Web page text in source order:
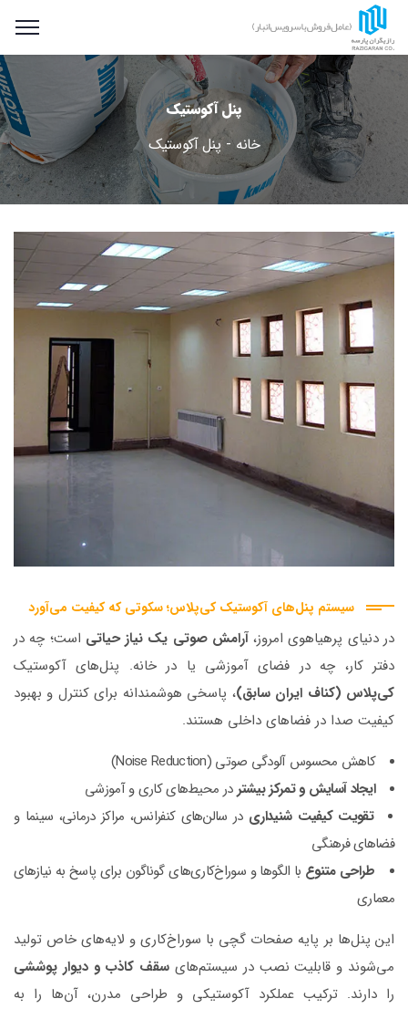
پنل آکوستیک
خانه
پنل آکوستیک
سیستم پنل‌های آکوستیک کی‌پلاس؛ سکوتی که کیفیت می‌آورد
در دنیای پرهیاهوی امروز،آرامش صوتی یک نیاز حیاتی است؛ چه در
دفتر کار، چه در فضای آموزشی یا در خانه. پنل‌های آکوستیک
کی‌پلاس (کناف ایران سابق)، پاسخی هوشمندانه برای کنترل و بهبود
کیفیت صدا در فضاهای داخلی هستند.
کاهش محسوس آلودگی صوتی (Noise Reduction)
ایجاد آسایش و تمرکز بیشتر در محیط‌های کاری و آموزشی
تقویت کیفیت شنیداری در سالن‌های کنفرانس، مراکز درمانی، سینما و
فضاهای فرهنگی
طراحی متنوع با الگوها و سوراخ‌کاری‌های گوناگون برای پاسخ به نیازهای
معماری
این پنل‌ها بر پایه صفحات گچی با سوراخ‌کاری و لایه‌های خاص تولید
می‌شوند و قابلیت نصب در سیستم‌های سقف کاذب و دیوار پوششی
را دارند. ترکیب عملکرد آکوستیکی و طراحی مدرن، آن‌ها را به